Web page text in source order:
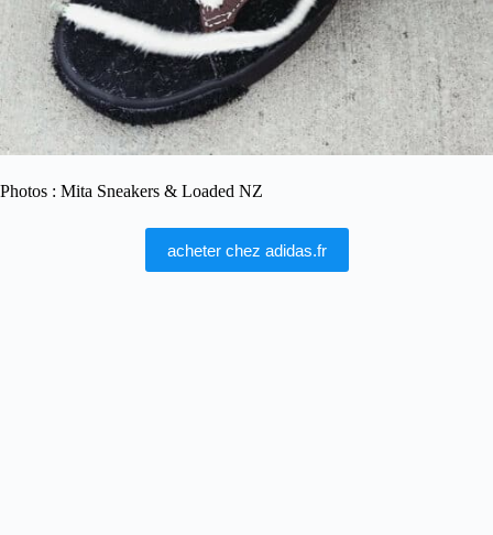
Photos : Mita Sneakers & Loaded NZ
acheter chez adidas.fr